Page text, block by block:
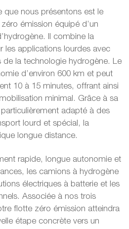
que nous présentons est le
émission équipé d’un
Il combine la
les applications lourdes avec
de la technologie hydrogène. Le
d’environ 600 km et peut
10 à 15 minutes, offrant ainsi
minimal. Grâce à sa
adapté à des
lourd et spécial, la
longue distance.
rapide, longue autonomie et
les camions à hydrogène
électriques à batterie et les
Associée à nos trois
flotte zéro émission atteindra
étape concrète vers un